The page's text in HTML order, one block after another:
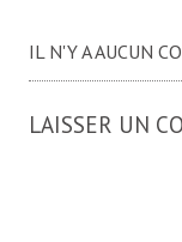
IL N'Y A AUCUN
LAISSER UN